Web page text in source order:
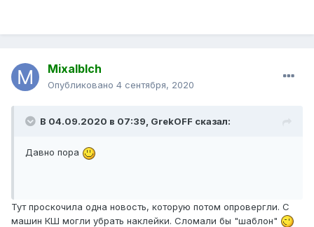
Mixalblch
Опубликовано 4 сентября, 2020
В 04.09.2020 в 07:39, GrekOFF сказал:
Давно пора
Тут проскочила одна новость, которую потом опровергли. С
машин КШ могли убрать наклейки. Сломали бы "шаблон"